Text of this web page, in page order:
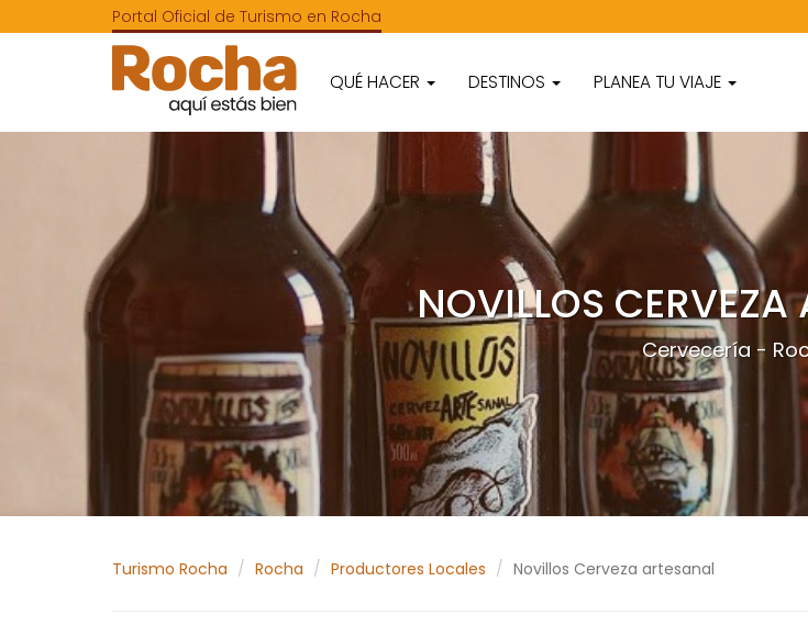
Portal Oficial de Turismo en Rocha
QUÉ HACER DESTINOS PLANEA TU VIAJE
NOVILLOS
Cervecería -
Turismo Rocha Rocha Productores Locales Novillos Cerveza artesanal